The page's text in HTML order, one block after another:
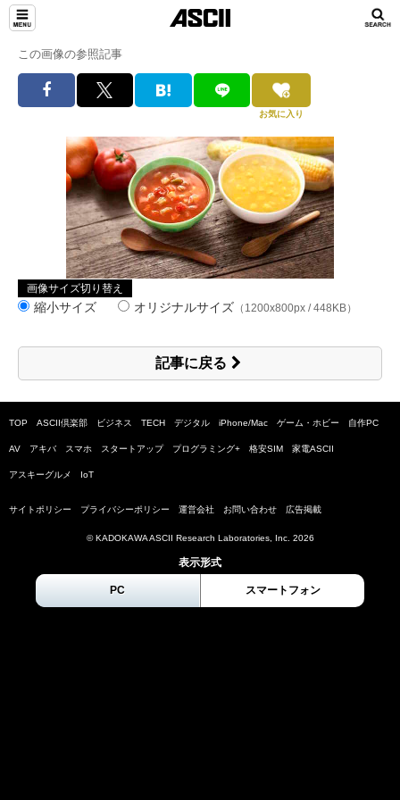
この画像の参照記事
お気に入り
画像サイズ切り替え
縮小サイズ オリジナルサイズ （1200x800px / 448KB）
記事に戻る
TOP ASCII倶楽部 ビジネス TECH デジタル iPhone/Mac ゲーム・ホビー 自作PC
AV アキバ スマホ スタートアップ プログラミング+ 格安SIM 家電ASCII
アスキーグルメ IoT
サイトポリシー プライバシーポリシー 運営会社 お問い合わせ 広告掲載
© KADOKAWA ASCII Research Laboratories, Inc. 2026
表示形式
PC スマートフォン